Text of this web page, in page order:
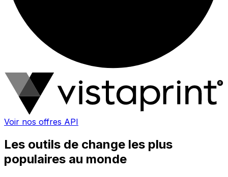
Voir nos offres API
Les outils de change les plus
populaires au monde